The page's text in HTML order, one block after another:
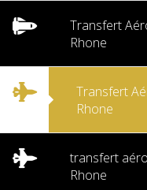
Transfert
Rhone
Transfert
Rhone
transfert
Rhone